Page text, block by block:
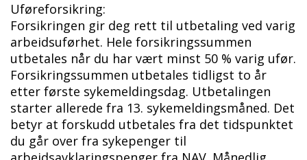
Uføreforsikring:
Forsikringen gir deg rett til utbetaling ved varig
arbeidsuførhet. Hele forsikringssummen
utbetales når du har vært minst 50 % varig ufør.
Forsikringssummen utbetales tidligst to år
etter første sykemeldingsdag. Utbetalingen
starter allerede fra 13. sykemeldingsmåned. Det
betyr at forskudd utbetales fra det tidspunktet
du går over fra sykepenger til